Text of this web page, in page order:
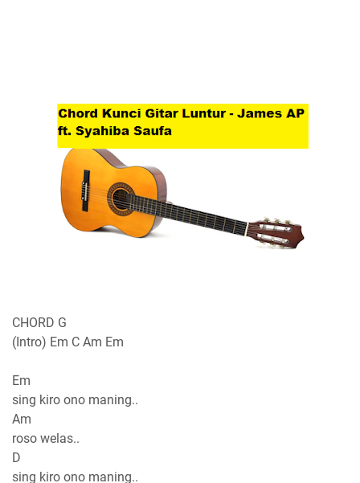
CHORD G
(Intro) Em C Am Em
Em
sing kiro ono maning..
Am
roso welas..
D
sing kiro ono maning..